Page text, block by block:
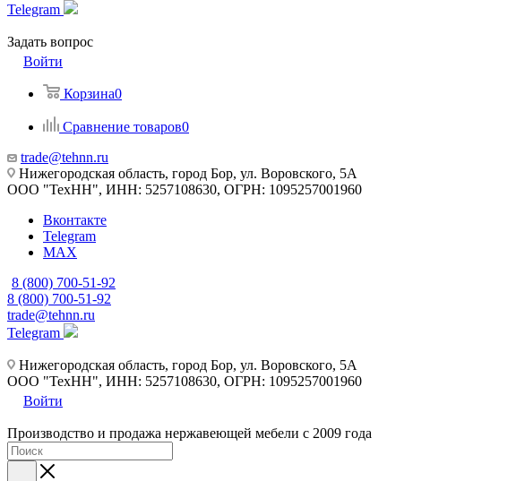
Telegram
Задать вопрос
Войти
Корзина0
Сравнение товаров0
trade@tehnn.ru
Нижегородская область, город Бор, ул. Воровского, 5А
ООО "ТехНН", ИНН: 5257108630, ОГРН: 1095257001960
Вконтакте
Telegram
MAX
8 (800) 700-51-92
8 (800) 700-51-92
trade@tehnn.ru
Telegram
Нижегородская область, город Бор, ул. Воровского, 5А
ООО "ТехНН", ИНН: 5257108630, ОГРН: 1095257001960
Войти
Производство и продажа нержавеющей мебели с 2009 года